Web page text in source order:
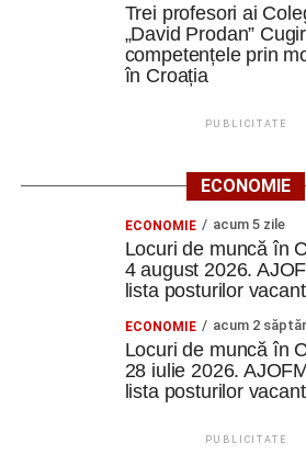
Trei profesori ai
„David Prodan”
competențele prin
în Croația
PUBLICITATE
ECONOMIE
ECONOMIE acum 5 zile
Locuri de muncă în
4 august 2026.
lista posturilor
ECONOMIE acum 2
Locuri de muncă în
28 iulie 2026.
lista posturilor
PUBLICITATE